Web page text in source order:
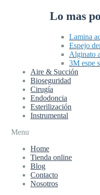
Lo mas
Lamina
Espejo
Alginato
3M espe
Aire & Succión
Bioseguridad
Cirugía
Endodoncia
Esterilización
Instrumental
Menu
Home
Tienda online
Blog
Contacto
Nosotros